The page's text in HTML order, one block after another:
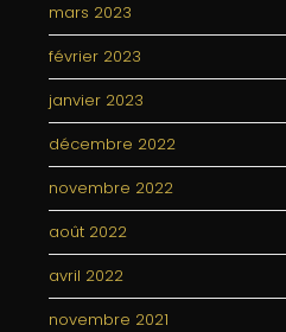
mars 2023
février 2023
janvier 2023
décembre 2022
novembre 2022
août 2022
avril 2022
novembre 2021